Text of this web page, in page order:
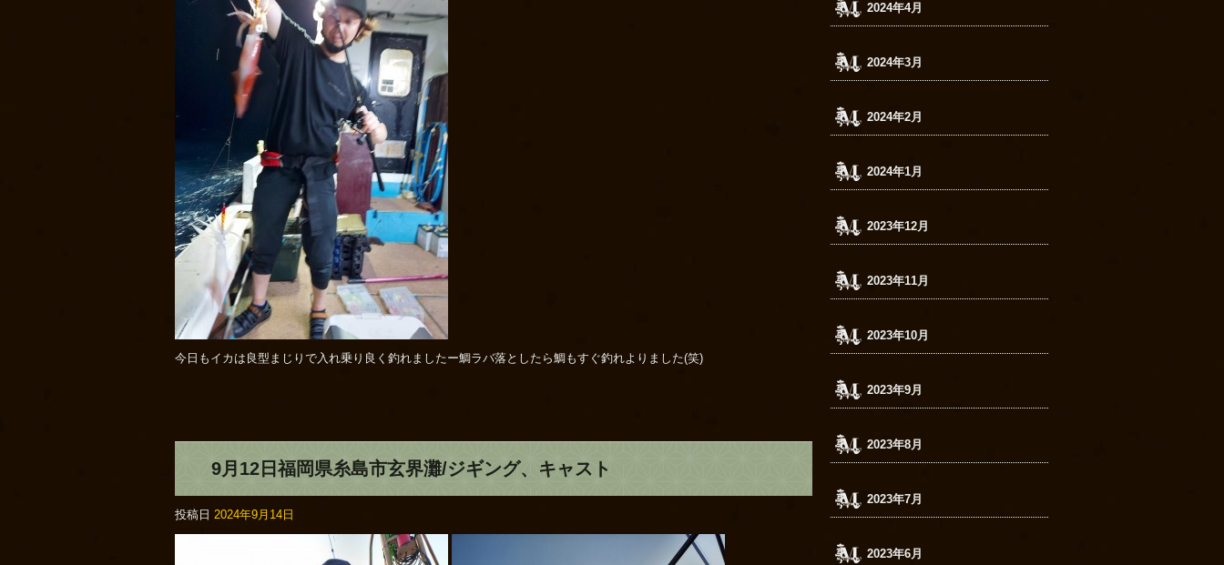
今日もイカは良型まじりで入れ乗り良く釣れましたー鯛ラバ落としたら鯛もすぐ釣れよりました(笑)
9月12日福岡県糸島市玄界灘/ジギング、キャスト
投稿日 2024年9月14日
2024年4月
2024年3月
2024年2月
2024年1月
2023年12月
2023年11月
2023年10月
2023年9月
2023年8月
2023年7月
2023年6月